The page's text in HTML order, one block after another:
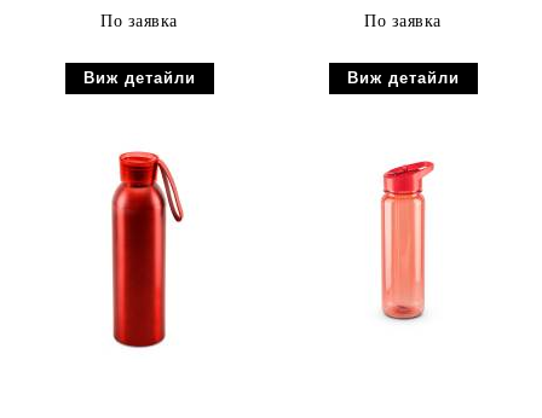
По заявка
Виж детайли
По заявка
Виж детайли